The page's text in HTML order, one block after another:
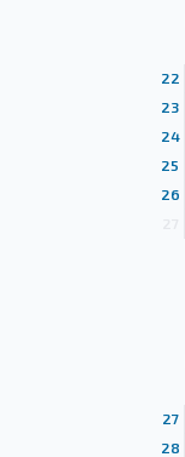
22
23
24
25
26
27
28